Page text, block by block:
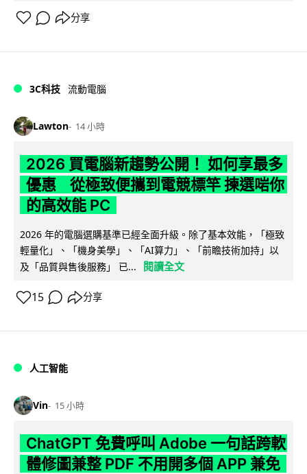
分享
3C科技 流動電腦
Lawton 14 小時
2026 買電腦新趨勢公開！ 如何享最多
優惠 從極致便攜到電競標竿 揀選啱你
的高效能 PC
2026 年的電腦選購基準已經全面升級。除了基本效能，「極致
輕量化」、「機身美學」、「AI算力」、「前瞻技術加持」以
及「品質與售後服務」 已...
閱讀全文
15 分享
人工智能
Vin 15 小時
ChatGPT 免費呼叫 Adobe 一句話跨軟
體修圖兼整 PDF 不用開多個 APP 兼免